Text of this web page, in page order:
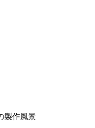
製作風景